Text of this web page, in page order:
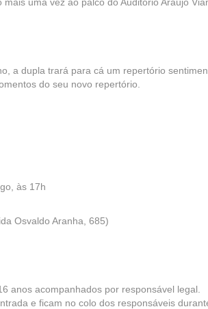
a dupla trará para cá um repertório
do seu novo repertório.
às 17h
Osvaldo Aranha, 685)
anos acompanhados por responsável legal.
e ficam no colo dos responsáveis